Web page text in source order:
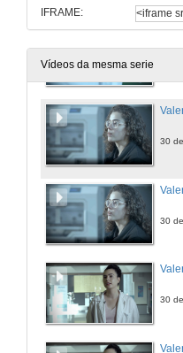
IFRAME:
Vídeos da mesma serie
30
30
30